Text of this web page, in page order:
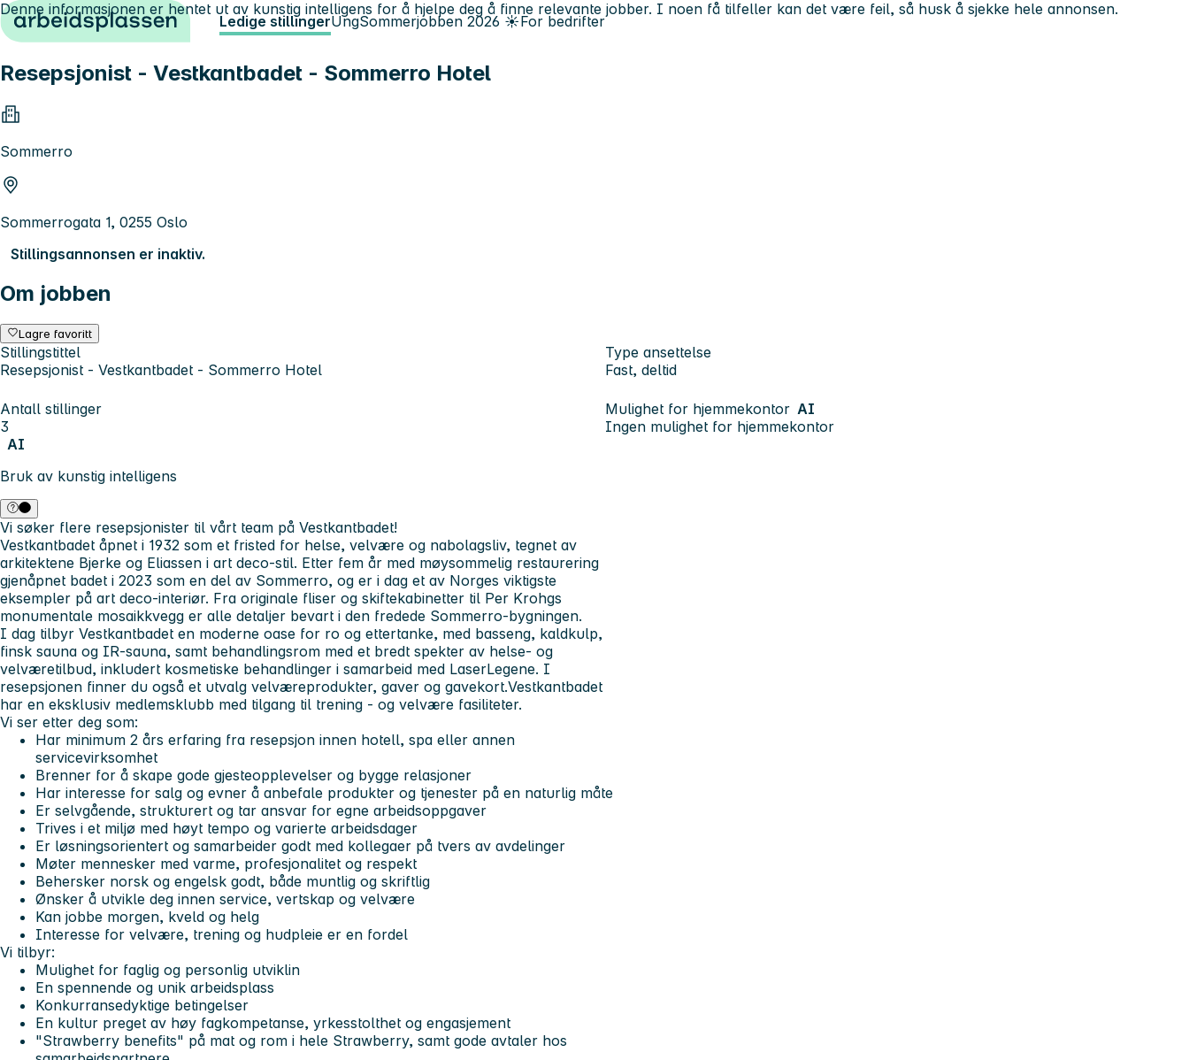
Hopp til innhold Ledige stillingerUngSommerjobben 2026 ☀️For bedrifter
Resepsjonist - Vestkantbadet - Sommerro Hotel
Sommerro
Sommerrogata 1, 0255 Oslo
Stillingsannonsen er inaktiv.
Om jobben
Lagre favoritt
Stillingstittel
Resepsjonist - Vestkantbadet - Sommerro Hotel
Type ansettelse
Fast, deltid
Antall stillinger
3
Mulighet for hjemmekontor AI
Ingen mulighet for hjemmekontor
AI
Bruk av kunstig intelligens
Denne informasjonen er hentet ut av kunstig intelligens for å hjelpe deg å finne relevante jobber. I noen få tilfeller kan det være feil, så husk å sjekke hele annonsen.
Vi søker flere resepsjonister til vårt team på Vestkantbadet!
Vestkantbadet åpnet i 1932 som et fristed for helse, velvære og nabolagsliv, tegnet av
arkitektene Bjerke og Eliassen i art deco-stil. Etter fem år med møysommelig restaurering
gjenåpnet badet i 2023 som en del av Sommerro, og er i dag et av Norges viktigste
eksempler på art deco-interiør. Fra originale fliser og skiftekabinetter til Per Krohgs
monumentale mosaikkvegg er alle detaljer bevart i den fredede Sommerro-bygningen.
I dag tilbyr Vestkantbadet en moderne oase for ro og ettertanke, med basseng, kaldkulp,
finsk sauna og IR-sauna, samt behandlingsrom med et bredt spekter av helse- og
velværetilbud, inkludert kosmetiske behandlinger i samarbeid med LaserLegene. I
resepsjonen finner du også et utvalg velværeprodukter, gaver og gavekort.Vestkantbadet
har en eksklusiv medlemsklubb med tilgang til trening - og velvære fasiliteter.
Vi ser etter deg som:
Har minimum 2 års erfaring fra resepsjon innen hotell, spa eller annen
servicevirksomhet
Brenner for å skape gode gjesteopplevelser og bygge relasjoner
Har interesse for salg og evner å anbefale produkter og tjenester på en naturlig måte
Er selvgående, strukturert og tar ansvar for egne arbeidsoppgaver
Trives i et miljø med høyt tempo og varierte arbeidsdager
Er løsningsorientert og samarbeider godt med kollegaer på tvers av avdelinger
Møter mennesker med varme, profesjonalitet og respekt
Behersker norsk og engelsk godt, både muntlig og skriftlig
Ønsker å utvikle deg innen service, vertskap og velvære
Kan jobbe morgen, kveld og helg
Interesse for velvære, trening og hudpleie er en fordel
Vi tilbyr:
Mulighet for faglig og personlig utviklin
En spennende og unik arbeidsplass
Konkurransedyktige betingelser
En kultur preget av høy fagkompetanse, yrkesstolthet og engasjement
"Strawberry benefits" på mat og rom i hele Strawberry, samt gode avtaler hos